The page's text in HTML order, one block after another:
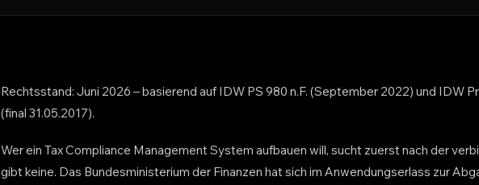
Rechtsstand: Juni 2026 – basierend auf IDW PS 980 n.F. (September 2022) und IDW
(final 31.05.2017).
Wer ein Tax Compliance Management System aufbauen will, sucht zuerst nach der
gibt keine. Das Bundesministerium der Finanzen hat sich im Anwendungserlass zur